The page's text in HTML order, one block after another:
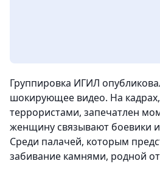
Группировка ИГИЛ
шокирующее видео. На
террористами, запечатлен
женщину связывают боевики и
Среди палачей, которым
забивание камнями, родной